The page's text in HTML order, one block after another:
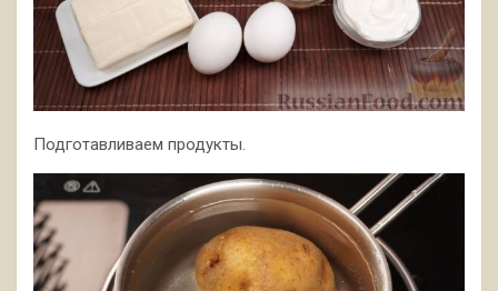
Подготавливаем продукты.